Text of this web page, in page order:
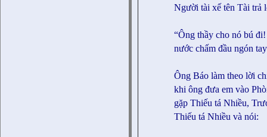
Người tài xế tên Tài trả
“Ông thầy cho nó bú
nước chấm đầu ngón
Ông Báo làm theo lời
khi ông đưa em vào
gặp Thiếu tá Nhiều,
Thiếu tá Nhiều và nói: